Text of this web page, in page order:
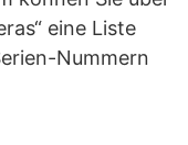
eine Liste
Nummern